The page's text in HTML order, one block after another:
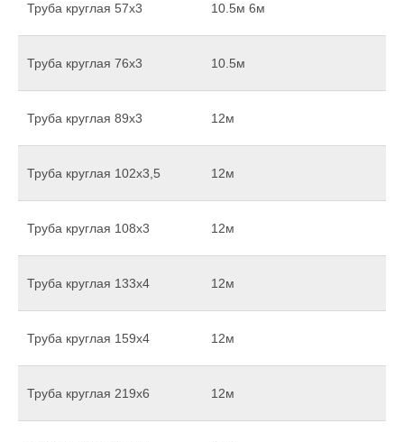
Труба круглая 57х3 10.5м 6м
Труба круглая 76х3 10.5м
Труба круглая 89х3 12м
Труба круглая 102х3,5 12м
Труба круглая 108х3 12м
Труба круглая 133х4 12м
Труба круглая 159х4 12м
Труба круглая 219х6 12м